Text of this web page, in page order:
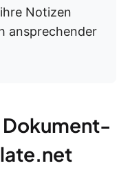
Notizen
ansprechender
Dokument-